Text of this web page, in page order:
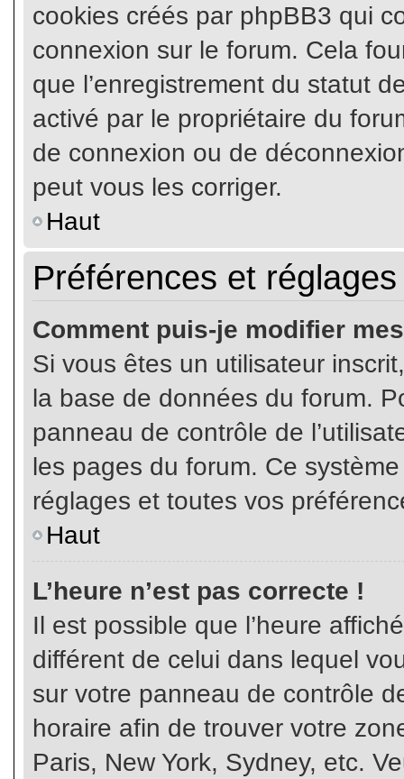
cookies créés par phpBB3 qui
connexion sur le forum. Cela
que l’enregistrement du statut
activé par le propriétaire du
de connexion ou de
peut vous les corriger.
Haut
Préférences et
Comment puis-je modifier
Si vous êtes un utilisateur
la base de données du forum.
panneau de contrôle de
les pages du forum. Ce
réglages et toutes vos
Haut
L’heure n’est pas correcte !
Il est possible que l’heure
différent de celui dans lequel
sur votre panneau de contrôle
horaire afin de trouver votre
Paris, New York, Sydney, etc.